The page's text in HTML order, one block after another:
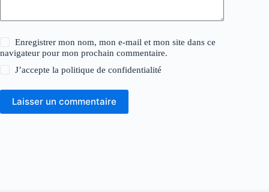
Enregistrer mon nom, mon e-mail et mon site dans ce
navigateur pour mon prochain commentaire.
J’accepte lapolitique de confidentialité
Laisser un commentaire